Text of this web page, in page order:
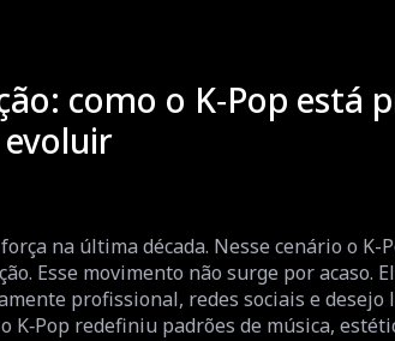
como o K‑Pop está
evoluir
na última década. Nesse cenário o K-
Esse movimento não surge por acaso.
profissional, redes sociais e
K‑Pop redefiniu padrões de música,